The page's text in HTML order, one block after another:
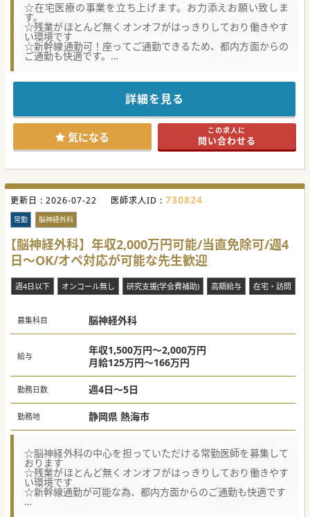
☆在宅医療の事業を立ち上げます。お力添えお願い致しま
す。
☆残業がほとんど無くオンオフがはっきりしており働きやす
い環境です
☆新幹線通勤可！座ってご通勤できるため、都内方面からの
ご通勤も快適です。
温暖な気候で住みやすく子育てにも適しており、アクティビ
ティ豊富なリゾート地にございます。
メリハリのある働き方が可能で、QOL向上とともにご経験に
応じて高額年収も期待できます。
東京駅まで新幹線で1時間、名古屋駅まで2時間と休日のお出
かけにも便利な立地です。
住宅手当も完備、転居可能な先生におすすめな求人ですので
お気軽にお問い合わせください。
#秋入職可
詳細を見る
気になる この求人に
問い合わせる
更新日 : 2026-07-22 医師求人ID : 730824
常勤 脳神経外科
【脳神経外科】年収2,000万円可能/当直免除可/週4
日～OK/オペ対応が可能な先生歓迎
週4日以下 オンコール無し 研究支援(学会費補助) 高額給与 在宅・訪問
募集科目 脳神経外科
給与
年収1,500万円～2,000万円
月給125万円～166万円
勤務日数 週4日～5日
勤務地 静岡県 熱海市
☆脳神経外科の中心を担っていただける常勤医師を募集して
おります
☆残業がほとんど無くオンオフがはっきりしており働きやす
い環境です
☆新幹線通勤が可能な為、都内方面からのご通勤も快適です